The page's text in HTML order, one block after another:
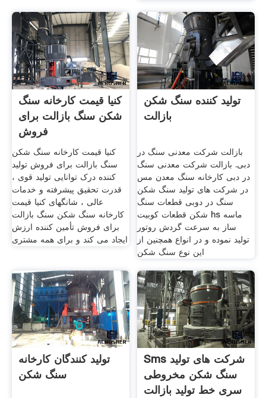
کنیا قیمت کارخانه سنگ
شکن سنگ بازالت برای
فروش
کنیا قیمت کارخانه سنگ شکن
سنگ بازالت برای فروش تولید
کننده درک توانایی تولید قوی ،
قدرت تحقیق پیشرفته و خدمات
عالی ، شانگهای کنیا قیمت
کارخانه سنگ شکن سنگ بازالت
برای فروش تأمین کننده ارزش
ایجاد می کند و برای همه مشتری
تولید کننده سنگ شکن
بازالت
بازالت شرکت معدنی سنگ در
دبی. بازالت شرکت معدنی سنگ
در دبی کارخانه سنگ معدن مس
در شرکت های تولید سنگ شکن
سنگ در دوبی قطعات سنگ
شکن قطعات کوبیت hs ماسه
ساز به سرعت گردش روتور
تولید نموده و در انواع همچنین از
این نوع سنگ شکن
تولید کنندگان کارخانه
سنگ شکن
Sms شرکت های تولید
سنگ شکن مخروطی
سری خط تولید بازالت